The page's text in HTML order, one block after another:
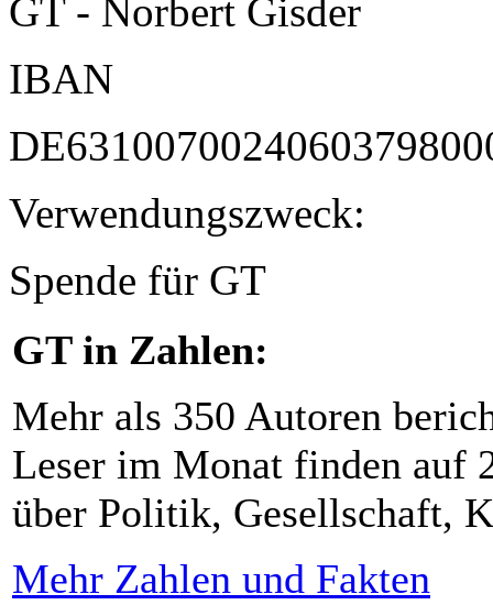
GT - Norbert Gisder
IBAN
Verwendungszweck:
Spende für GT
GT in Zahlen:
Mehr als 350 Autoren
Leser im Monat finden auf
über Politik, Gesellschaft,
Mehr Zahlen und Fakten